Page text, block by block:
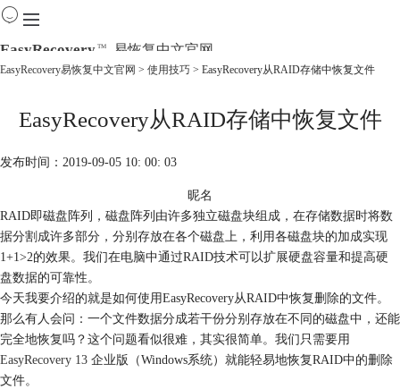
EasyRecovery TM 易恢复中文官网
产品
购买
EasyRecovery易恢复中文官网 > 使用技巧 > EasyRecovery从RAID存储中恢复文件
EasyRecovery从RAID存储中恢复文件
发布时间：2019-09-05 10: 00: 03
昵名
RAID即磁盘阵列，磁盘阵列由许多独立磁盘块组成，在存储数据时将数
据分割成许多部分，分别存放在各个磁盘上，利用各磁盘块的加成实现
1+1>2的效果。我们在电脑中通过RAID技术可以扩展硬盘容量和提高硬
盘数据的可靠性。
今天我要介绍的就是如何使用EasyRecovery从RAID中恢复删除的文件。
那么有人会问：一个文件数据分成若干份分别存放在不同的磁盘中，还能
完全地恢复吗？这个问题看似很难，其实很简单。我们只需要用
EasyRecovery 13 企业版（Windows系统）就能轻易地恢复RAID中的删除
文件。